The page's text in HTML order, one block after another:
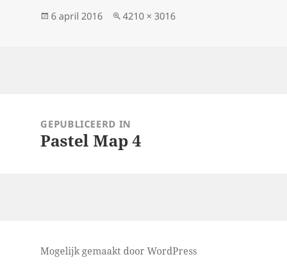
Geplaatst
6 april 2016
Volledige
4210 × 3016
navigatieGEPUBLICEERD IN
Pastel Map 4
Mogelijk gemaakt door WordPress